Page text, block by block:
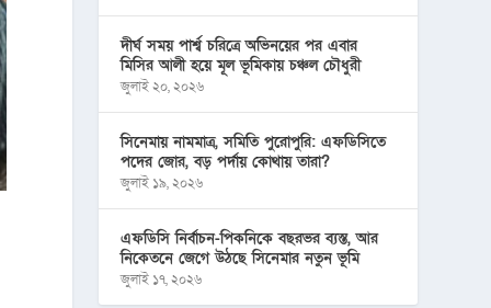
দীর্ঘ সময় পার্শ্ব চরিত্রে অভিনয়ের পর এবার
মিসির আলী হয়ে মূল ভূমিকায় চঞ্চল চৌধুরী
জুলাই ২০, ২০২৬
সিনেমায় নামমাত্র, সমিতি পুরোপুরি: এফডিসিতে
পদের জোর, বড় পর্দায় কোথায় তারা?
জুলাই ১৯, ২০২৬
এফডিসি নির্বাচন-পিকনিকে বছরভর ব্যস্ত, আর
নিকেতনে জেগে উঠছে সিনেমার নতুন ভূমি
জুলাই ১৭, ২০২৬